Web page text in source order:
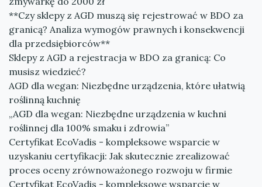
**Czy sklepy z AGD muszą się rejestrować w BDO za
granicą? Analiza wymogów prawnych i konsekwencji
dla przedsiębiorców**
Sklepy z AGD a rejestracja w BDO za granicą: Co
musisz wiedzieć?
AGD dla wegan: Niezbędne urządzenia, które ułatwią
roślinną kuchnię
„AGD dla wegan: Niezbędne urządzenia w kuchni
roślinnej dla 100% smaku i zdrowia”
Certyfikat EcoVadis - kompleksowe wsparcie w
uzyskaniu certyfikacji: Jak skutecznie zrealizować
proces oceny zrównoważonego rozwoju w firmie
Certyfikat EcoVadis - kompleksowe wsparcie w